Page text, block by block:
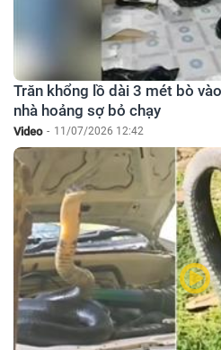
Trăn khổng lồ dài 3 mét bò
nhà hoảng sợ bỏ chạy
Video - 11/07/2026 12:42